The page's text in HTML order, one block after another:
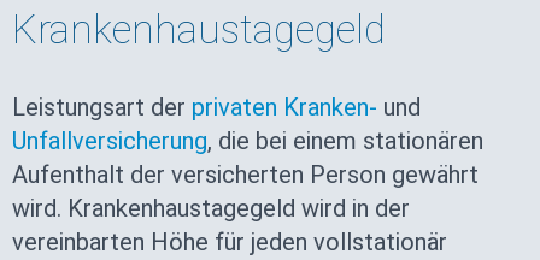
Krankenhaustagegeld
Leistungsart der privaten Kranken- und
Unfallversicherung, die bei einem stationären
Aufenthalt der versicherten Person gewährt
wird. Krankenhaustagegeld wird in der
vereinbarten Höhe für jeden vollstationär